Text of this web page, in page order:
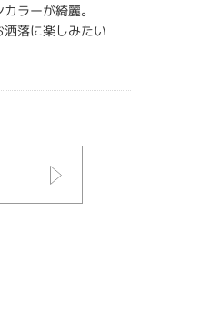
ラーが綺麗。
落に楽しみたい